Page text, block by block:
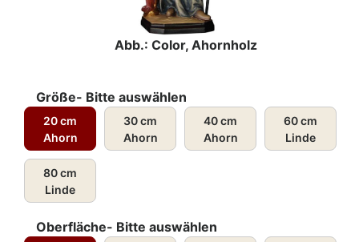
Abb.: Color, Ahornholz
Größe- Bitte auswählen
20 cm
Ahorn
30 cm
Ahorn
40 cm
Ahorn
60 cm
Linde
80 cm
Linde
Oberfläche- Bitte auswählen